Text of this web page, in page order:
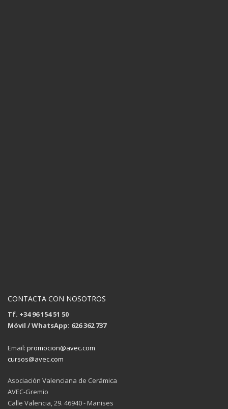
CONTACTA CON NOSOTROS
Tf. +34 96 154 51 50
Móvil / WhatsApp: 626 362 737
Email: promocion@avec.com
cursos@avec.com
Asociación Valenciana de Cerámica
AVEC-Gremio
Calle Valencia, 29. 46940 - Manises